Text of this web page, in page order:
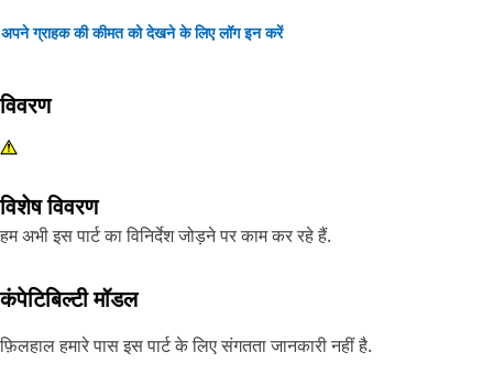
अपने ग्राहक की कीमत को देखने के लिए लॉग इन करें
विवरण
विशेष विवरण
हम अभी इस पार्ट का विनिर्देश जोड़ने पर काम कर रहे हैं.
कंपेटिबिल्टी मॉडल
फ़िलहाल हमारे पास इस पार्ट के लिए संगतता जानकारी नहीं है.